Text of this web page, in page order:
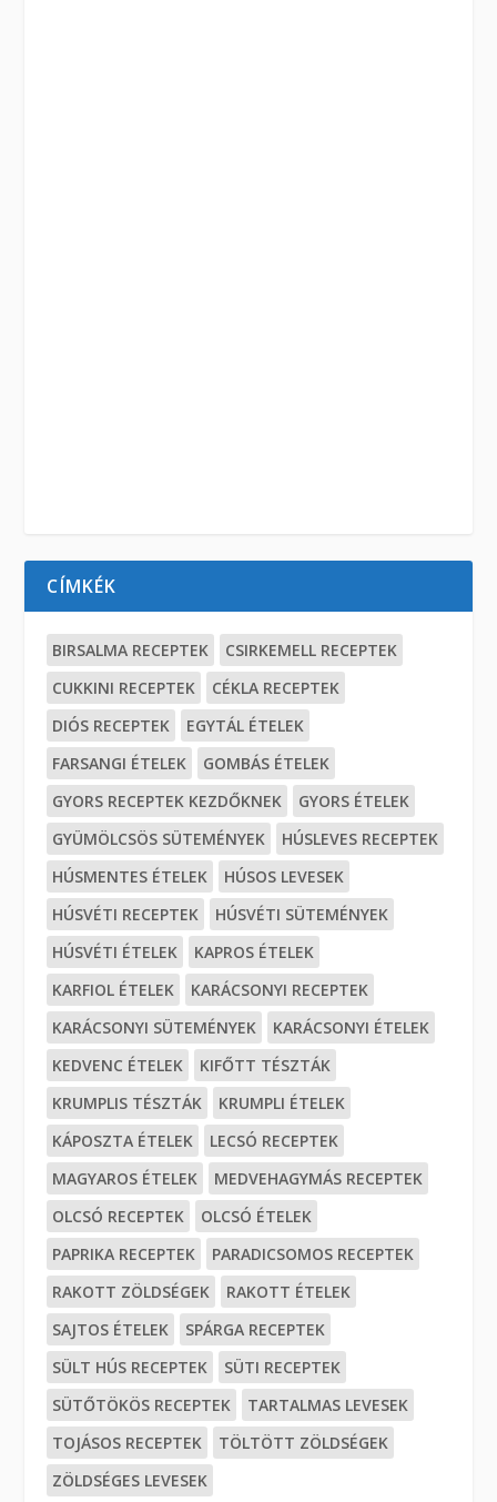
CÍMKÉK
BIRSALMA RECEPTEK
CSIRKEMELL RECEPTEK
CUKKINI RECEPTEK
CÉKLA RECEPTEK
DIÓS RECEPTEK
EGYTÁL ÉTELEK
FARSANGI ÉTELEK
GOMBÁS ÉTELEK
GYORS RECEPTEK KEZDŐKNEK
GYORS ÉTELEK
GYÜMÖLCSÖS SÜTEMÉNYEK
HÚSLEVES RECEPTEK
HÚSMENTES ÉTELEK
HÚSOS LEVESEK
HÚSVÉTI RECEPTEK
HÚSVÉTI SÜTEMÉNYEK
HÚSVÉTI ÉTELEK
KAPROS ÉTELEK
KARFIOL ÉTELEK
KARÁCSONYI RECEPTEK
KARÁCSONYI SÜTEMÉNYEK
KARÁCSONYI ÉTELEK
KEDVENC ÉTELEK
KIFŐTT TÉSZTÁK
KRUMPLIS TÉSZTÁK
KRUMPLI ÉTELEK
KÁPOSZTA ÉTELEK
LECSÓ RECEPTEK
MAGYAROS ÉTELEK
MEDVEHAGYMÁS RECEPTEK
OLCSÓ RECEPTEK
OLCSÓ ÉTELEK
PAPRIKA RECEPTEK
PARADICSOMOS RECEPTEK
RAKOTT ZÖLDSÉGEK
RAKOTT ÉTELEK
SAJTOS ÉTELEK
SPÁRGA RECEPTEK
SÜLT HÚS RECEPTEK
SÜTI RECEPTEK
SÜTŐTÖKÖS RECEPTEK
TARTALMAS LEVESEK
TOJÁSOS RECEPTEK
TÖLTÖTT ZÖLDSÉGEK
ZÖLDSÉGES LEVESEK